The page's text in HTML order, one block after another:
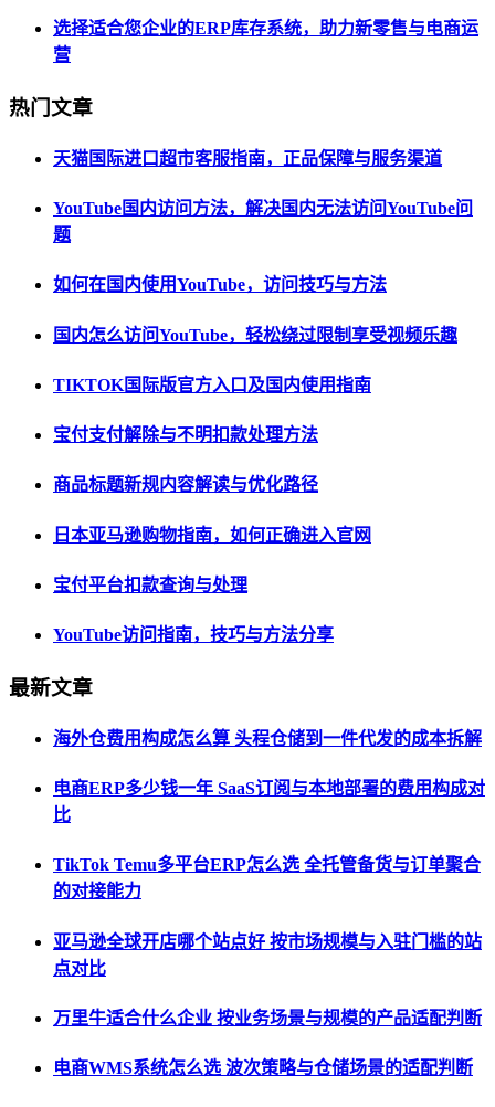
选择适合您企业的ERP库存系统，助力新零售与电商运
营
热门文章
天猫国际进口超市客服指南，正品保障与服务渠道
YouTube国内访问方法，解决国内无法访问YouTube问
题
如何在国内使用YouTube，访问技巧与方法
国内怎么访问YouTube，轻松绕过限制享受视频乐趣
TIKTOK国际版官方入口及国内使用指南
宝付支付解除与不明扣款处理方法
商品标题新规内容解读与优化路径
日本亚马逊购物指南，如何正确进入官网
宝付平台扣款查询与处理
YouTube访问指南，技巧与方法分享
最新文章
海外仓费用构成怎么算 头程仓储到一件代发的成本拆解
电商ERP多少钱一年 SaaS订阅与本地部署的费用构成对
比
TikTok Temu多平台ERP怎么选 全托管备货与订单聚合
的对接能力
亚马逊全球开店哪个站点好 按市场规模与入驻门槛的站
点对比
万里牛适合什么企业 按业务场景与规模的产品适配判断
电商WMS系统怎么选 波次策略与仓储场景的适配判断